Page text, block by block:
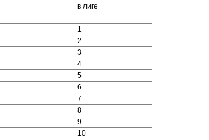
в лиге
1
2
3
4
5
6
7
8
9
10